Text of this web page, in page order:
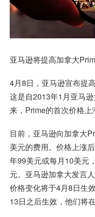
亚马逊将提高加拿大
4月8日，亚马逊宣布提
这是自2013年1月亚马
来，Prime的首次价格上
目前，亚马逊向加拿大
美元的费用。价格上涨
年99美元或每月10美元
元。亚马逊加拿大发言
价格变化将于4月8日生
13日之后生效，他们将